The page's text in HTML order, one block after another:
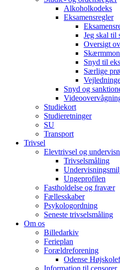
Alkoholkodeks
Eksamensregler
Jeg skal
Oversigt
Snyd til
Særlige
Snyd og
Studiekort
Studieretninger
SU
Transport
Trivsel
Elevtrivsel og
Trivselsmåling
Ungeprofilen
Fastholdelse og fravær
Fællesskaber
Psykologordning
Seneste trivselsmåling
Om os
Billedarkiv
Ferieplan
Forældreforening
Odense
Information til censorer